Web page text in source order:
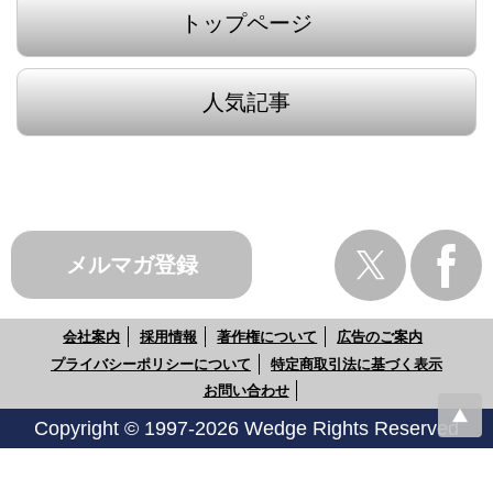
トップページ
人気記事
メルマガ登録
会社案内 採用情報 著作権について
広告のご案内
プライバシーポリシーについて
特定商取引法に基づく表示
お問い合わせ
Copyright © 1997-2026 Wedge Rights Reserved